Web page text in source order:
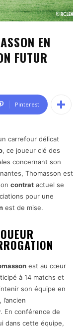
EN
FUTUR
Pinterest
carrefour délicat
, ce joueur clé des
concernant son
Thomasson est
contrat actuel se
pour une
est de mise.
est au cœur
à 14 matchs et
son équipe en
. En conférence de
dans cette équipe,